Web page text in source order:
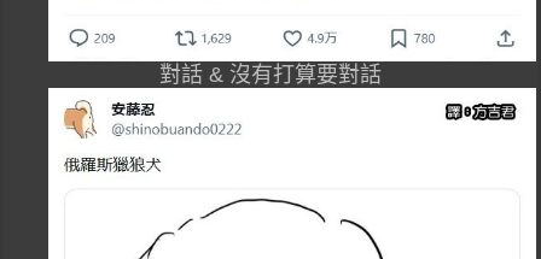
對話 & 沒有打算要對話